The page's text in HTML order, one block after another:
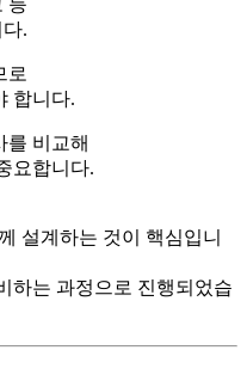
.
로
합니다.
를 비교해
요합니다.
설계하는 것이 핵심입니
하는 과정으로 진행되었습